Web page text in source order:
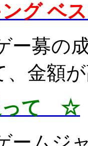
ング
ー募の
、金額
って ☆